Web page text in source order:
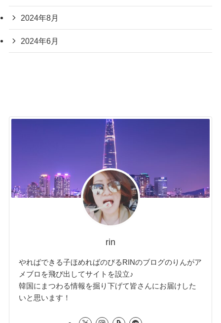
2024年8月
2024年6月
rin
やればできる子ほめればのびるRINのブログのりんがア
メブロを飛び出してサイトを設立♪
韓国にまつわる情報を掘り下げて皆さんにお届けした
いと思います！